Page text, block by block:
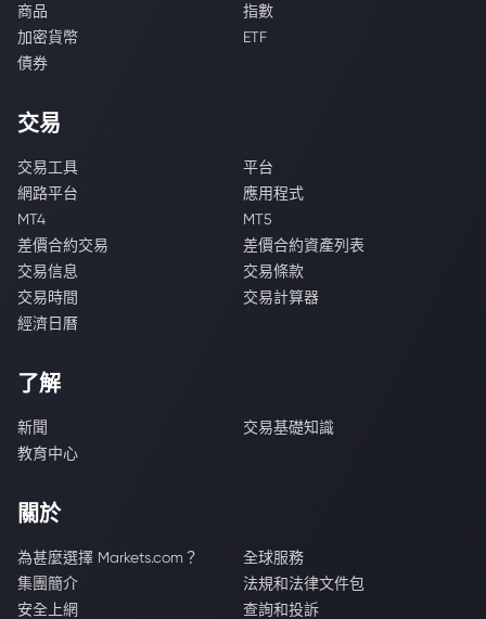
商品
指數
加密貨幣
ETF
債券
交易
交易工具
平台
網路平台
應用程式
MT4
MT5
差價合約交易
差價合約資產列表
交易信息
交易條款
交易時間
交易計算器
經濟日曆
了解
新聞
交易基礎知識
教育中心
關於
為甚麼選擇 Markets.com？
全球服務
集團簡介
法規和法律文件包
安全上網
查詢和投訴